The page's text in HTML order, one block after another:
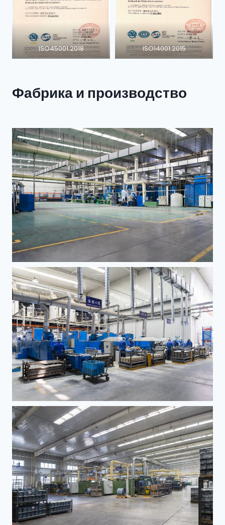
ISO45001:2018 ISO14001:2015
Фабрика и производство